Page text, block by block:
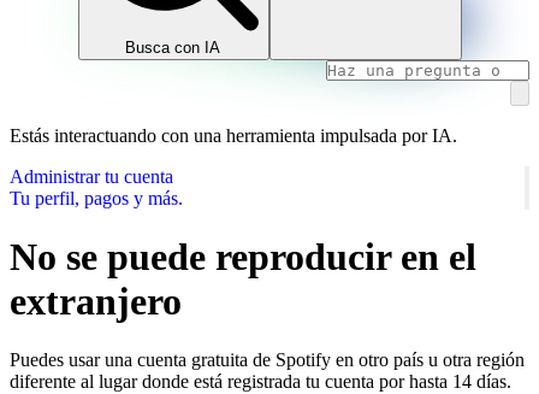
Busca con IA
Estás interactuando con una herramienta impulsada por IA.
Administrar tu cuenta
Tu perfil, pagos y más.
No se puede reproducir en el
extranjero
Puedes usar una cuenta gratuita de Spotify en otro país u otra región
diferente al lugar donde está registrada tu cuenta por hasta 14 días.